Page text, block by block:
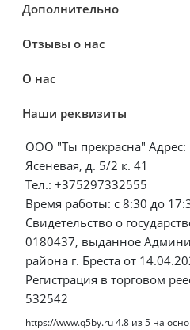
Дополнительно
Отзывы о нас
О нас
Наши реквизиты
ООО "Ты прекрасна" Адрес:
Ясеневая, д. 5/2 к. 41
Тел.: +375297332555
Время работы: с 8:30 до
Свидетельство о
0180437, выданное
района г. Бреста от
Регистрация в торговом
532542
https://www.q5by.ru4.8 из5 на